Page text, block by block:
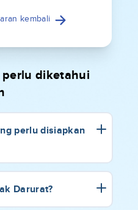
kembali
perlu diketahui
perlu disiapkan
Darurat?